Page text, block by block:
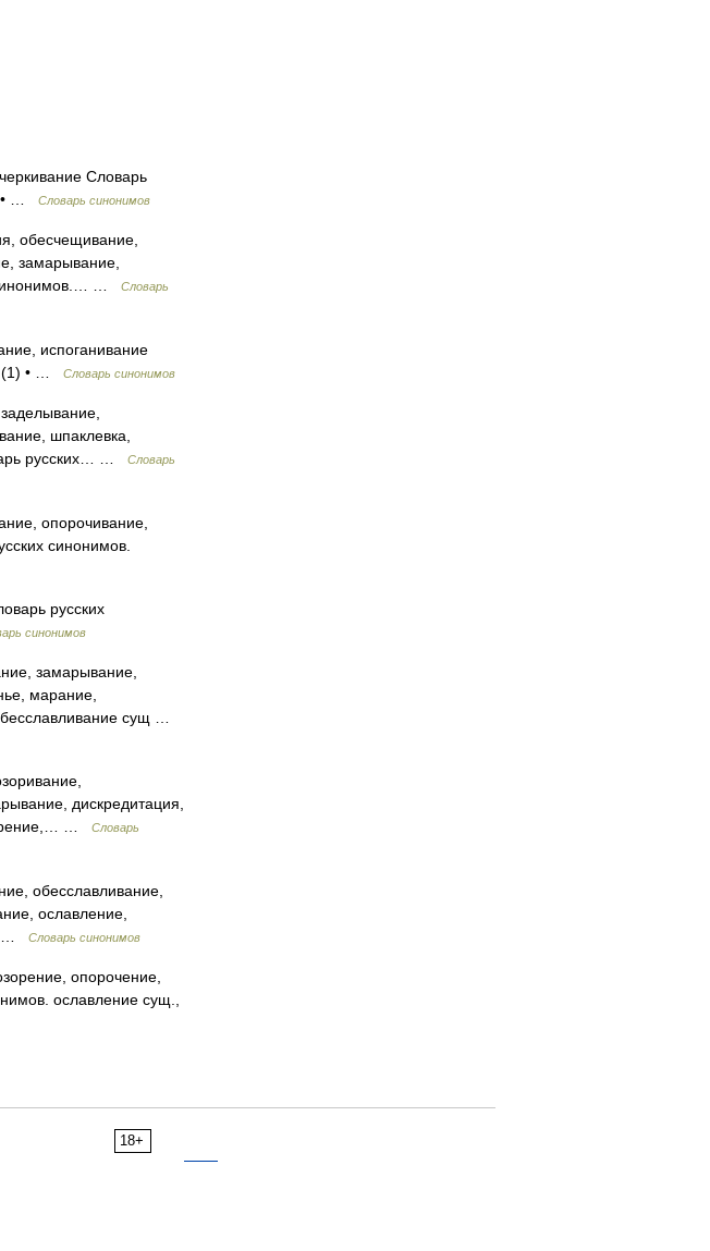
Словарь
• …
Словарь синонимов
обесчещивание,
замарывание,
синонимов.… …
Словарь
испоганивание
(1) • …
Словарь синонимов
шпаклевка,
русских… …
Словарь
опорочивание,
синонимов.
русских
синонимов
замарывание,
марание,
сущ …
дискредитация,
…
Словарь
обесславливание,
ославление,
…
Словарь синонимов
опорочение,
ославление сущ.,
18+